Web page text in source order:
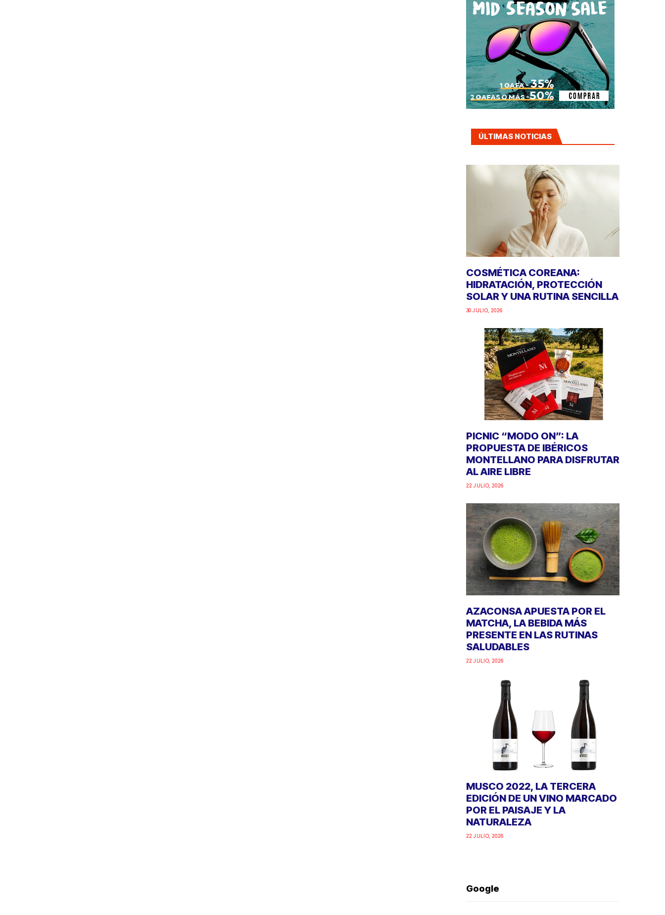
ÚLTIMAS NOTICIAS
COSMÉTICA COREANA:
HIDRATACIÓN, PROTECCIÓN
SOLAR Y UNA RUTINA SENCILLA
30 JULIO, 2026
PICNIC “MODO ON”: LA
PROPUESTA DE IBÉRICOS
MONTELLANO PARA DISFRUTAR
AL AIRE LIBRE
22 JULIO, 2026
AZACONSA APUESTA POR EL
MATCHA, LA BEBIDA MÁS
PRESENTE EN LAS RUTINAS
SALUDABLES
22 JULIO, 2026
MUSCO 2022, LA TERCERA
EDICIÓN DE UN VINO MARCADO
POR EL PAISAJE Y LA
NATURALEZA
22 JULIO, 2026
Google